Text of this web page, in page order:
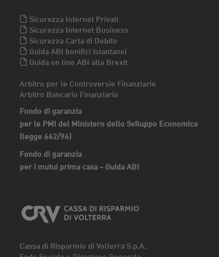
Sicurezza Internet Privati
Sicurezza Internet Business
Sicurezza Carta di Debito
Guida ABI bonifici istantanei
Guida on line ABI alla Brexit
Arbitro per le Controversie Finanziarie
Arbitro Bancario Finanziario
Fondo di garanzia
per le PMI del Ministero dello Sviluppo Economico
(legge 662/96)
Fondo di garanzia
per i mutui prima casa - Guida ABI
Cassa di Risparmio di Volterra S.p.A.